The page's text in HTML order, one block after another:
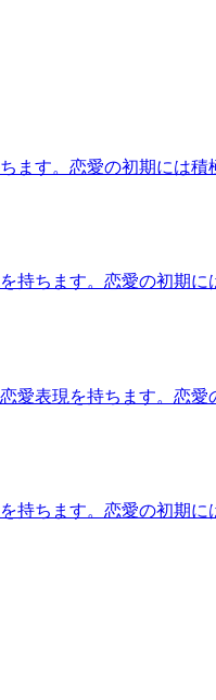
ます。恋愛の初期には積
持ちます。恋愛の初期に
愛表現を持ちます。恋愛
持ちます。恋愛の初期に